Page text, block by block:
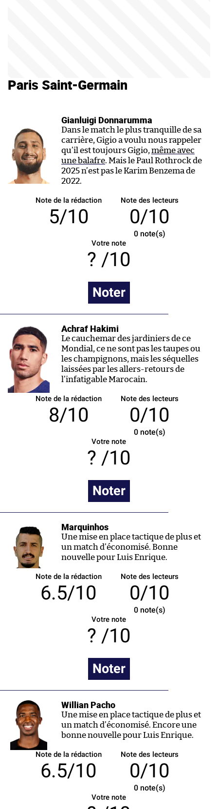
Paris Saint-Germain
Gianluigi Donnarumma
Dans le match le plus tranquille de sa
carrière, Gigio a voulu nous rappeler
qu’il est toujours Gigio, même avec
une balafre. Mais le Paul Rothrock de
2025 n’est pas le Karim Benzema de
2022.
Note de la rédaction
5/10
Note des lecteurs
0/10
0note(s)
Votre note
/10
Noter
Achraf Hakimi
Le cauchemar des jardiniers de ce
Mondial, ce ne sont pas les taupes ou
les champignons, mais les séquelles
laissées par les allers-retours de
l’infatigable Marocain.
Note de la rédaction
8/10
Note des lecteurs
0/10
0note(s)
Votre note
/10
Noter
Marquinhos
Une mise en place tactique de plus et
un match d’économisé. Bonne
nouvelle pour Luis Enrique.
Note de la rédaction
6.5/10
Note des lecteurs
0/10
0note(s)
Votre note
/10
Noter
Willian Pacho
Une mise en place tactique de plus et
un match d’économisé. Encore une
bonne nouvelle pour Luis Enrique.
Note de la rédaction
6.5/10
Note des lecteurs
0/10
0note(s)
Votre note